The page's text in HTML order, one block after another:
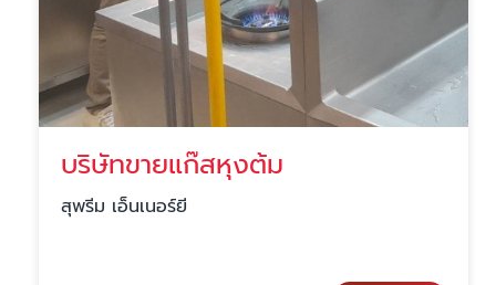
บริษัทขายแก๊สหุงต้ม
สุพรีม เอ็นเนอร์ยี